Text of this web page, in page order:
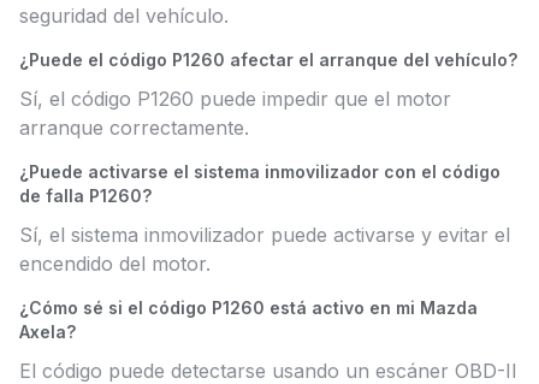
seguridad del vehículo.
¿Puede el código P1260 afectar el arranque del vehículo?
Sí, el código P1260 puede impedir que el motor
arranque correctamente.
¿Puede activarse el sistema inmovilizador con el código
de falla P1260?
Sí, el sistema inmovilizador puede activarse y evitar el
encendido del motor.
¿Cómo sé si el código P1260 está activo en mi Mazda
Axela?
El código puede detectarse usando un escáner OBD-II